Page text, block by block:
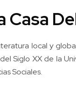
Casa
local y
Siglo XX de la
Sociales.